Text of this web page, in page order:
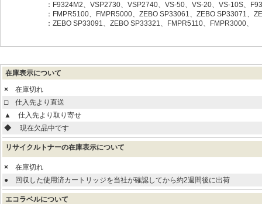
：F9324M2、VSP2730、VSP2740、VS-50、VS-20、VS-10S、
：FMPR5100、FMPR5000、ZEBO SP33061、ZEBO SP33071、
：ZEBO SP33091、ZEBO SP33321、FMPR5110、FMPR3000、
在庫表示について
× 在庫切れ
□仕入先より直送
▲
仕入先より取り寄せ
◆
現在欠品中です
リサイクルトナーの在庫表示について
× 在庫切れ
● 回収した使用済カートリッジを当社が確認してから約2週間後に出荷
エコラベルについて